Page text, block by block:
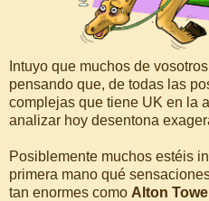
Intuyo que muchos de
pensando que, de todas las
complejas que tiene UK en la
analizar hoy desentona
Posiblemente muchos estéis
primera mano qué
tan enormes como Alton